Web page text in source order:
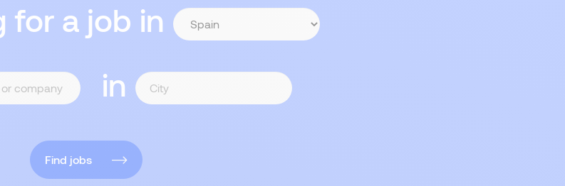
for a job in
in
Find jobs